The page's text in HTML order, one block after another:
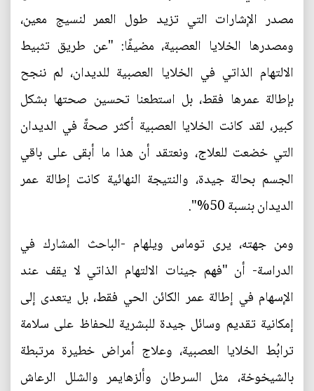
مصدر الإشارات التي تزيد طول العمر لنسيج معين،
ومصدرها الخلايا العصبية، مضيفًا: "عن طريق تثبيط
الالتهام الذاتي في الخلايا العصبية للديدان، لم ننجح
بإطالة عمرها فقط، بل استطعنا تحسين صحتها بشكل
كبير، لقد كانت الخلايا العصبية أكثر صحةً في الديدان
التي خضعت للعلاج، ونعتقد أن هذا ما أبقى على باقي
الجسم بحالة جيدة، والنتيجة النهائية كانت إطالة عمر
الديدان بنسبة 50%".
ومن جهته، يرى توماس ويلهام -الباحث المشارك في
الدراسة- أن "فهم جينات الالتهام الذاتي لا يقف عند
الإسهام في إطالة عمر الكائن الحي فقط، بل يتعدى إلى
إمكانية تقديم وسائل جيدة للبشرية للحفاظ على سلامة
ترابُط الخلايا العصبية، وعلاج أمراض خطيرة مرتبطة
بالشيخوخة، مثل السرطان وألزهايمر والشلل الرعاش